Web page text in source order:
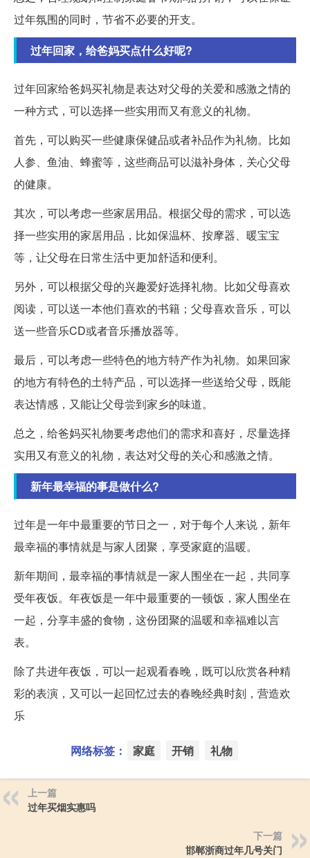
过年氛围的同时，节省不必要的开支。
过年回家，给爸妈买点什么好呢?
过年回家给爸妈买礼物是表达对父母的关爱和感激之情的
一种方式，可以选择一些实用而又有意义的礼物。
首先，可以购买一些健康保健品或者补品作为礼物。比如
人参、鱼油、蜂蜜等，这些商品可以滋补身体，关心父母
的健康。
其次，可以考虑一些家居用品。根据父母的需求，可以选
择一些实用的家居用品，比如保温杯、按摩器、暖宝宝
等，让父母在日常生活中更加舒适和便利。
另外，可以根据父母的兴趣爱好选择礼物。比如父母喜欢
阅读，可以送一本他们喜欢的书籍；父母喜欢音乐，可以
送一些音乐CD或者音乐播放器等。
最后，可以考虑一些特色的地方特产作为礼物。如果回家
的地方有特色的土特产品，可以选择一些送给父母，既能
表达情感，又能让父母尝到家乡的味道。
总之，给爸妈买礼物要考虑他们的需求和喜好，尽量选择
实用又有意义的礼物，表达对父母的关心和感激之情。
新年最幸福的事是做什么?
过年是一年中最重要的节日之一，对于每个人来说，新年
最幸福的事情就是与家人团聚，享受家庭的温暖。
新年期间，最幸福的事情就是一家人围坐在一起，共同享
受年夜饭。年夜饭是一年中最重要的一顿饭，家人围坐在
一起，分享丰盛的食物，这份团聚的温暖和幸福难以言
表。
除了共进年夜饭，可以一起观看春晚，既可以欣赏各种精
彩的表演，又可以一起回忆过去的春晚经典时刻，营造欢
乐
网络标签： 家庭 开销 礼物
上一篇
过年买烟实惠吗
下一篇
邯郸浙商过年几号关门